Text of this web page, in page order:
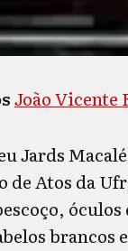
João Vicente
Jards
de Atos da
óculos
brancos